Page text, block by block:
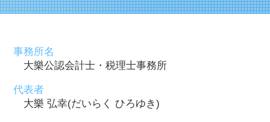
事務所名
大樂公認会計士・税理士事務所
代表者
大樂 弘幸(だいらく ひろゆき)